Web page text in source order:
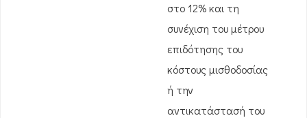
στο 12% και τη
συνέχιση του μέτρου
επιδότησης του
κόστους μισθοδοσίας
ή την
αντικατάστασή του